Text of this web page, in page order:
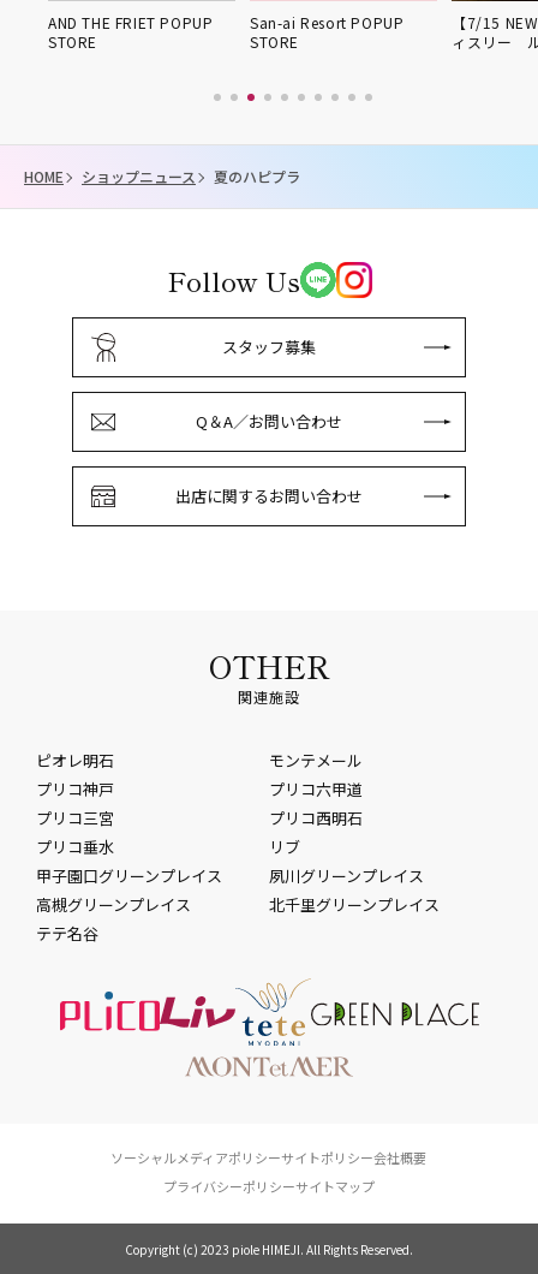
AND THE FRIET POPUP
STORE
San-ai Resort POPUP
STORE
【7/15
ィスリー
HOME ショップニュース 夏のハピプラ
Follow Us
スタッフ募集
Q＆A／お問い合わせ
出店に関するお問い合わせ
OTHER
関連施設
ピオレ明石
モンテメール
プリコ神戸
プリコ六甲道
プリコ三宮
プリコ西明石
プリコ垂水
リブ
甲子園口グリーンプレイス
夙川グリーンプレイス
高槻グリーンプレイス
北千里グリーンプレイス
テテ名谷
ソーシャルメディアポリシーサイトポリシー会社概要
プライバシーポリシーサイトマップ
Copyright (c) 2023 piole HIMEJI. All Rights Reserved.